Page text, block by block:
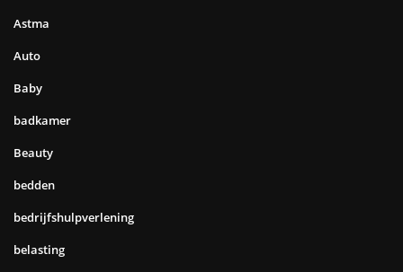
Astma
Auto
Baby
badkamer
Beauty
bedden
bedrijfshulpverlening
belasting